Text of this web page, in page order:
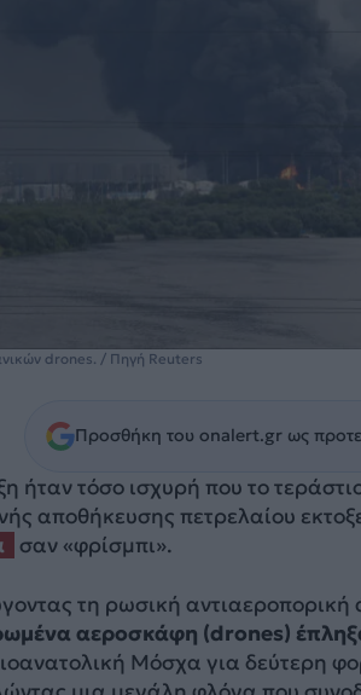
drones. / Πηγή Reuters
Προσθήκη του onalert.gr ως
ήταν τόσο ισχυρή που το
αποθήκευσης πετρελαίου
σαν «φρίσμπι».
τη ρωσική αντιαεροπορική
αεροσκάφη (drones)
Μόσχα για δεύτερη